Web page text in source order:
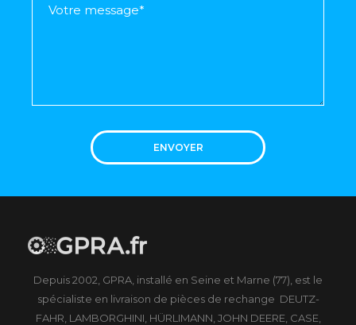
ENVOYER
Depuis 2002, GPRA, installé en Seine et Marne (77), est le
spécialiste en livraison de pièces de rechange DEUTZ-
FAHR, LAMBORGHINI, HÜRLIMANN, JOHN DEERE, CASE,